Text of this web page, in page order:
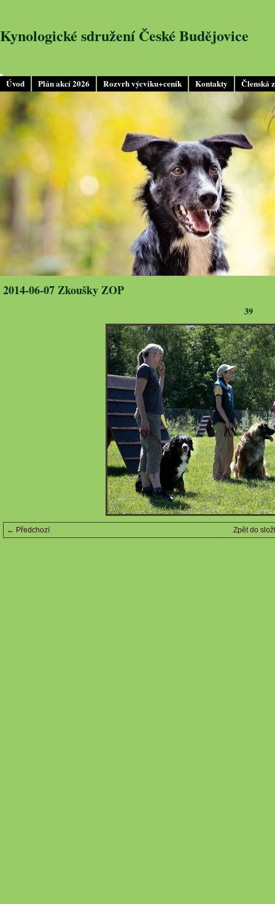
Úvod Plán akcí 2026 Rozvrh výcviku+ceník Kontakty Členská
Kynologické sdružení České Budějovice
2014-06-07 Zkoušky ZOP
39
← Předchozí Zpět do